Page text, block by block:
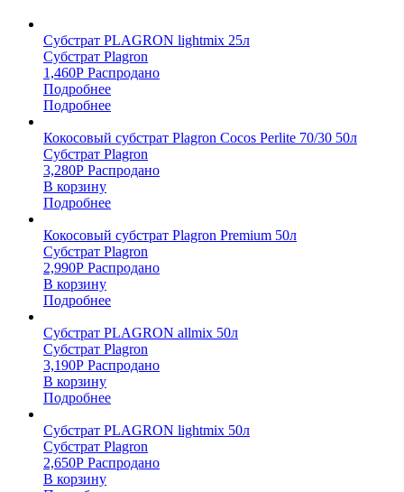
Субстрат PLAGRON lightmix 25л
Субстрат Plagron
1,460Р Распродано
Подробнее
Подробнее
Кокосовый субстрат Plagron Cocos Perlite 70/30 50л
Субстрат Plagron
3,280Р Распродано
В корзину
Подробнее
Кокосовый субстрат Plagron Premium 50л
Субстрат Plagron
2,990Р Распродано
В корзину
Подробнее
Субстрат PLAGRON allmix 50л
Субстрат Plagron
3,190Р Распродано
В корзину
Подробнее
Субстрат PLAGRON lightmix 50л
Субстрат Plagron
2,650Р Распродано
В корзину